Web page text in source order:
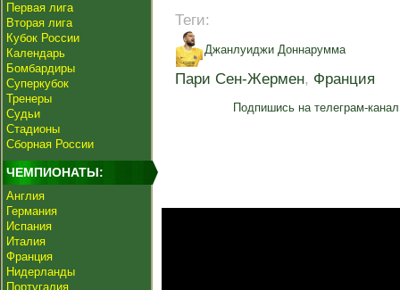
Первая лига
Вторая лига
Кубок России
Календарь
Бомбардиры
Суперкубок
Тренеры
Судьи
Стадионы
Сборная России
ЧЕМПИОНАТЫ:
Англия
Германия
Испания
Италия
Франция
Нидерланды
Португалия
Теги:
Джанлуиджи Доннарумма
Пари Сен-Жермен, Франция
Подпишись на телеграм-